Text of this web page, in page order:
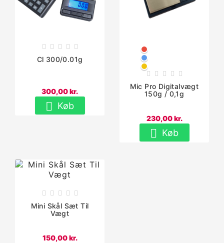
    
Cl 300/0.01g
300,00 kr.
 Køb
Rød
Blå
Gul
    
Mic Pro Digitalvægt
150g / 0,1g
230,00 kr.
 Køb
    
Mini Skål Sæt Til
Vægt
150,00 kr.